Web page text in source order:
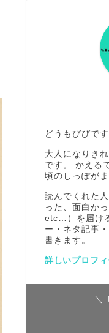
どうもびびです
大人になりき
です。 かえる
頃のしっぽが
読んでくれた
った、面白か
etc…）を届け
ー・ネタ記事
書きます。
詳しいプロフ
＼